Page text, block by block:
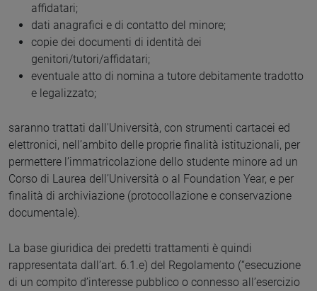
affidatari;
dati anagrafici e di contatto del minore;
copie dei documenti di identità dei
genitori/tutori/affidatari;
eventuale atto di nomina a tutore debitamente tradotto
e legalizzato;
saranno trattati dall'Università, con strumenti cartacei ed
elettronici, nell’ambito delle proprie finalità istituzionali, per
permettere l’immatricolazione dello studente minore ad un
Corso di Laurea dell’Università o al Foundation Year, e per
finalità di archiviazione (protocollazione e conservazione
documentale).
La base giuridica dei predetti trattamenti è quindi
rappresentata dall’art. 6.1.e) del Regolamento (“esecuzione
di un compito d’interesse pubblico o connesso all’esercizio